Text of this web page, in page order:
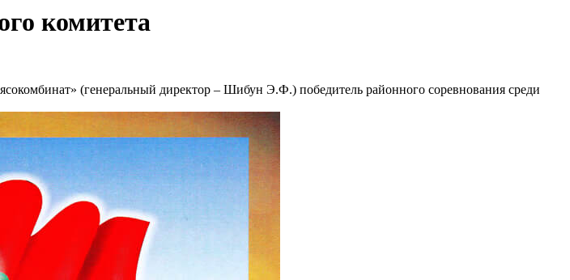
комитета
(генеральный директор – Шибун Э.Ф.) победитель районного соревнования среди